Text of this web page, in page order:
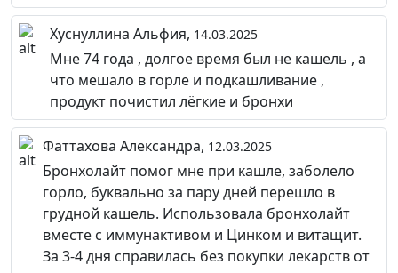
Хуснуллина Альфия, 14.03.2025
Мне 74 года , долгое время был не кашель , а
что мешало в горле и подкашливание ,
продукт почистил лёгкие и бронхи
Фаттахова Александра, 12.03.2025
Бронхолайт помог мне при кашле, заболело
горло, буквально за пару дней перешло в
грудной кашель. Использовала бронхолайт
вместе с иммунактивом и Цинком и витащит.
За 3-4 дня справилась без покупки лекарств от